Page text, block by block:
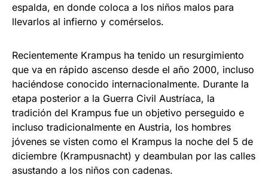
espalda, en donde coloca a los niños malos para
llevarlos al infierno y comérselos.
Recientemente Krampus ha tenido un resurgimiento
que va en rápido ascenso desde el año 2000, incluso
haciéndose conocido internacionalmente. Durante la
etapa posterior a la Guerra Civil Austríaca, la
tradición del Krampus fue un objetivo perseguido e
incluso tradicionalmente en Austria, los hombres
jóvenes se visten como el Krampus la noche del 5 de
diciembre (Krampusnacht) y deambulan por las calles
asustando a los niños con cadenas.